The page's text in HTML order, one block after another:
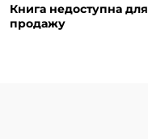
Книга недоступна для
продажу